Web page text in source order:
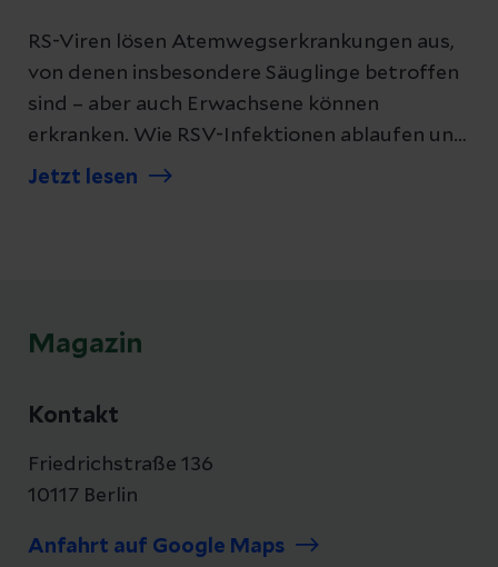
RS-Viren lösen Atemwegserkrankungen aus,
von denen insbesondere Säuglinge betroffen
sind – aber auch Erwachsene können
erkranken. Wie RSV-Infektionen ablaufen und
wie sie behandelt werden, erfahren Sie hier.
Jetzt lesen
Magazin
Kontakt
Friedrichstraße 136
10117 Berlin
Anfahrt auf Google Maps